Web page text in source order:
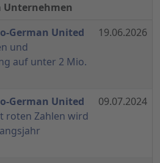
Unternehmen
German United
und
auf unter 2 Mio.
19.06.2026
German United
roten Zahlen wird
09.07.2024